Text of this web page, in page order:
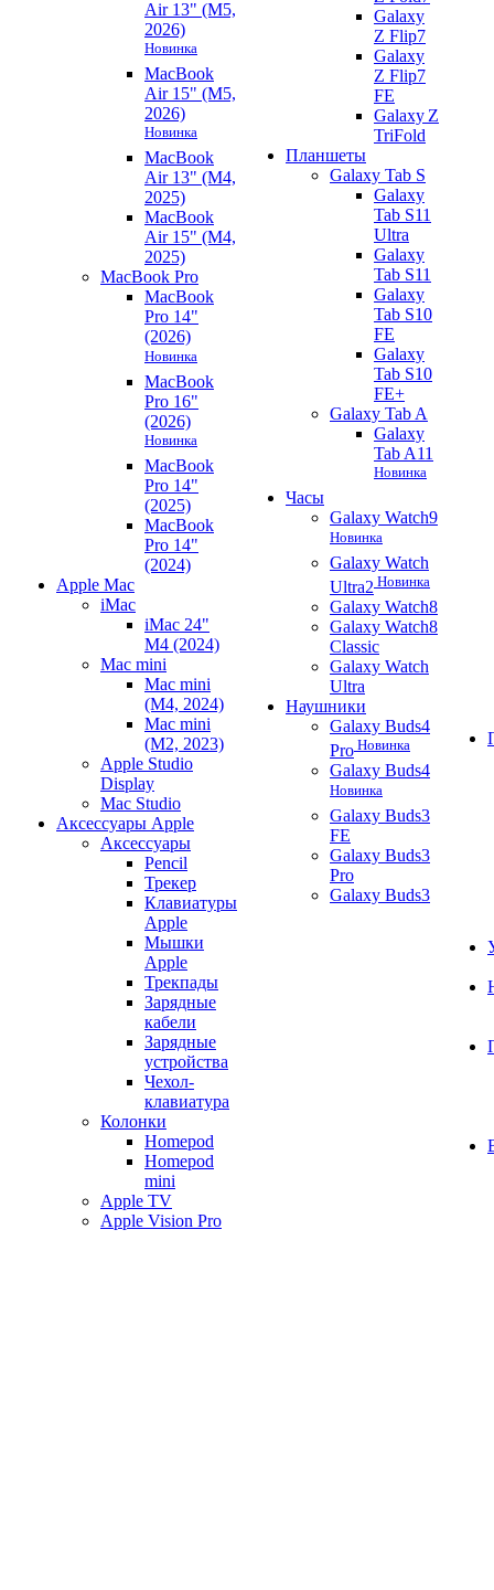
Air 13" (M5,
2026)
Новинка
MacBook
Air 15" (M5,
2026)
Новинка
MacBook
Air 13" (M4,
2025)
MacBook
Air 15" (M4,
2025)
MacBook Pro
MacBook
Pro 14"
(2026)
Новинка
MacBook
Pro 16"
(2026)
Новинка
MacBook
Pro 14"
(2025)
MacBook
Pro 14"
(2024)
Apple Mac
iMac
iMac 24"
M4 (2024)
Mac mini
Mac mini
(M4, 2024)
Mac mini
(M2, 2023)
Apple Studio
Display
Mac Studio
Аксессуары Apple
Аксессуары
Pencil
Трекер
Клавиатуры
Apple
Мышки
Apple
Трекпады
Зарядные
кабели
Зарядные
устройства
Чехол-
клавиатура
Колонки
Homepod
Homepod
mini
Apple TV
Apple Vision Pro
Galaxy
Z Flip7
Galaxy
Z Flip7
FE
Galaxy Z
TriFold
Планшеты
Galaxy Tab S
Galaxy
Tab S11
Ultra
Galaxy
Tab S11
Galaxy
Tab S10
FE
Galaxy
Tab S10
FE+
Galaxy Tab A
Galaxy
Tab A11
Новинка
Часы
Galaxy Watch9
Новинка
Galaxy Watch
Ultra2 Новинка
Galaxy Watch8
Galaxy Watch8
Classic
Galaxy Watch
Ultra
Наушники
Galaxy Buds4
Pro Новинка
Galaxy Buds4
Новинка
Galaxy Buds3
FE
Galaxy Buds3
Pro
Galaxy Buds3